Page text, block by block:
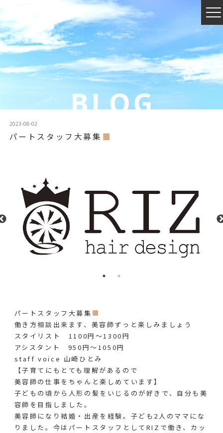
2023-08-02
パートスタッフ大募集
パートスタッフ大募集
働き方相談出来ます、美容師ずっと楽しみましょう️
スタイリスト 1100円〜1300円
アシスタント 950円〜1050円
staff voice 山崎ひとみ
【子育てにもとても理解があるので
美容師の仕事をちゃんと楽しめています】
子どもの頃から人形の髪をいじるのが好きで、自分も美
容師を目指しました。
美容師になり結婚・出産を経験。子ども2人のママにな
りました。今はパートスタッフとしてRIZで働き、カッ